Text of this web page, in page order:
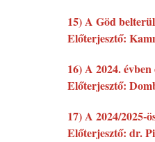
15) A Göd
Előterjesztő:
16) A 2024.
Előterjesztő:
17) A 2024/2025-
Előterjesztő: dr.